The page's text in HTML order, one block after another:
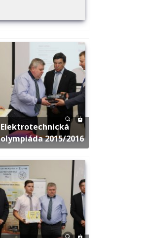
Elektrotechnická
olympiáda 2015/2016